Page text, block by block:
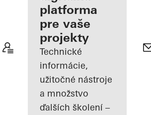
Spoznajte
"Moje
Pracovisko"
platforma
pre vaše
projekty
Technické
informácie,
užitočné nástroje
a množstvo
ďalších školení –